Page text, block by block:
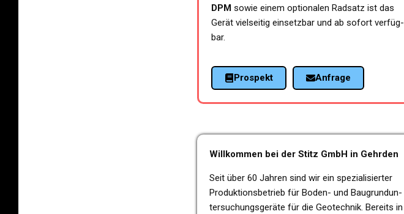
DPM sowie einem optio­na­len Rad­satz ist das
Gerät viel­sei­tig ein­setz­bar und ab sofort ver­füg­
bar.
Pro­spekt Anfra­ge
Will­kom­men bei der Stitz GmbH in Gehr­den
Seit über 60 Jahren sind wir ein spe­zia­li­sier­ter
Pro­duk­ti­ons­be­trieb für Boden- und Bau­grund­un­
ter­su­chungs­ge­rä­te für die Geo­tech­nik. Bereits in